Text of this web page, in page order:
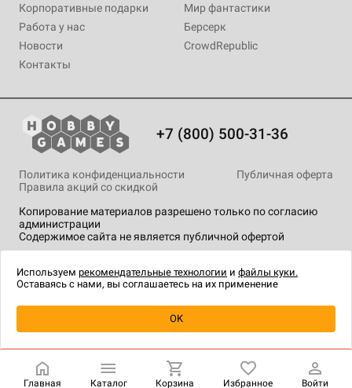
Уведомить о наличии
Корпоративные подарки
Работа у нас
Новости
Контакты
Мир фантастики
Берсерк
CrowdRepublic
+7 (800) 500-31-36
Копирование материалов разрешено только по согласию
администрации
Содержимое сайта не является публичной офертой
Политика конфиденциальности
Публичная оферта
Правила акций со скидкой
технологии.
Главная Каталог Корзина Избранное Войти
Используем рекомендательные технологии и файлы куки.
Оставаясь с нами, вы соглашаетесь на их применение
OK